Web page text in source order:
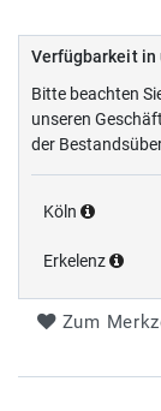
Verfügbarkeit in
Bitte beachten
unseren
der
Köln
Erkelenz
Zum